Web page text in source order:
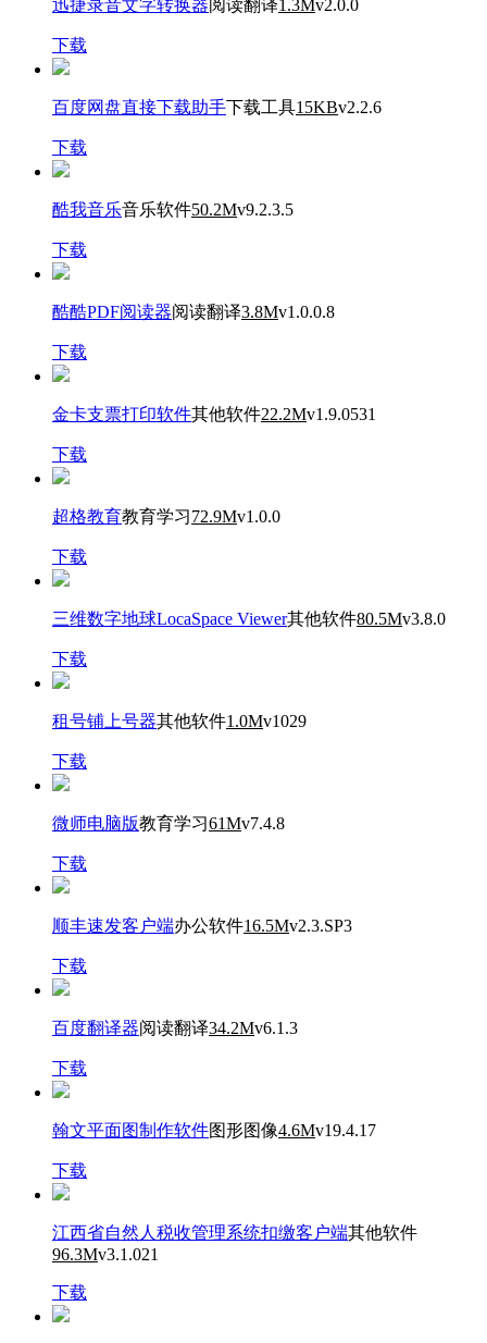
迅捷录音文字转换器 阅读翻译1.3Mv2.0.0
下载
百度网盘直接下载助手下载工具15KBv2.2.6
下载
酷我音乐音乐软件50.2Mv9.2.3.5
下载
酷酷PDF阅读器阅读翻译3.8Mv1.0.0.8
下载
金卡支票打印软件其他软件22.2Mv1.9.0531
下载
超格教育教育学习72.9Mv1.0.0
下载
三维数字地球LocaSpace Viewer其他软件80.5Mv3.8.0
下载
租号铺上号器其他软件1.0Mv1029
下载
微师电脑版教育学习61Mv7.4.8
下载
顺丰速发客户端办公软件16.5Mv2.3.SP3
下载
百度翻译器阅读翻译34.2Mv6.1.3
下载
翰文平面图制作软件图形图像4.6Mv19.4.17
下载
江西省自然人税收管理系统扣缴客户端其他软件
96.3Mv3.1.021
下载